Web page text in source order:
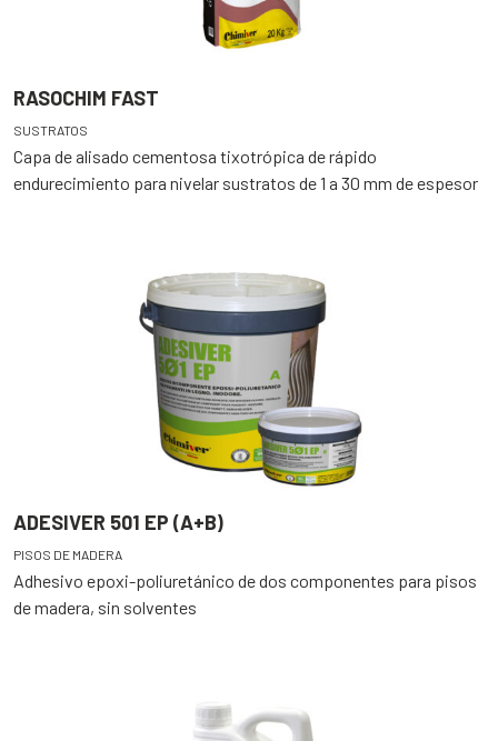
RASOCHIM FAST
SUSTRATOS
Capa de alisado cementosa tixotrópica de rápido
endurecimiento para nivelar sustratos de 1 a 30 mm de espesor
ADESIVER 501 EP (A+B)
PISOS DE MADERA
Adhesivo epoxi-poliuretánico de dos componentes para pisos
de madera, sin solventes